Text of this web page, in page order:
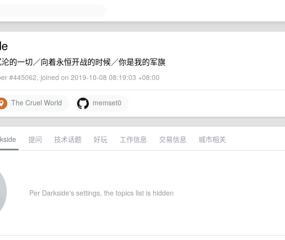
的一切／向着永恒开战的时候／你是我的军旗
#445062, joined on 2019-10-08 08:19:03 +08:00
The Cruel World memset0
提问 技术话题 好玩 工作信息 交易信息 城市相关
Per Darkside's settings, the topics list is hidden